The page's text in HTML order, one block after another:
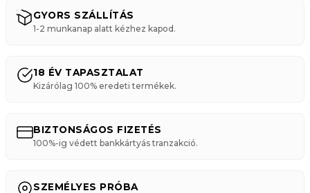
GYORS SZÁLLÍTÁS
1-2 munkanap alatt kézhez kapod.
18 ÉV TAPASZTALAT
Kizárólag 100% eredeti termékek.
BIZTONSÁGOS FIZETÉS
100%-ig védett bankkártyás tranzakció.
SZEMÉLYES PRÓBA